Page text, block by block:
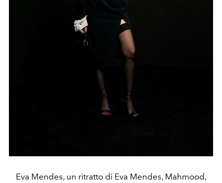
Eva Mendes, un ritratto di Eva Mendes, Mahmood,